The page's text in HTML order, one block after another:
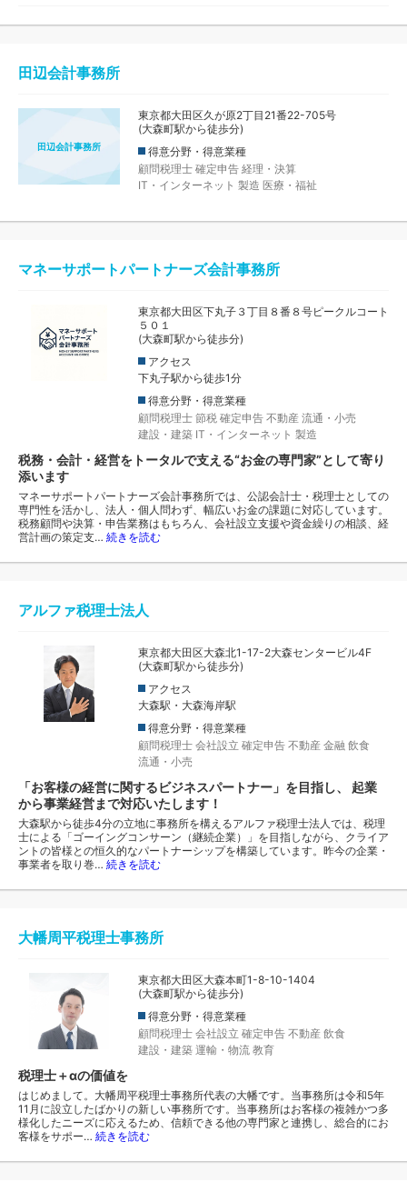
田辺会計事務所
田辺会計事務所
東京都大田区久が原2丁目21番22-705号
(大森町駅から徒歩分)
得意分野・得意業種
顧問税理士 確定申告 経理・決算
IT・インターネット 製造 医療・福祉
マネーサポートパートナーズ会計事務所
東京都大田区下丸子３丁目８番８号ピークルコート
５０１
(大森町駅から徒歩分)
アクセス
下丸子駅から徒歩1分
得意分野・得意業種
顧問税理士 節税 確定申告 不動産 流通・小売
建設・建築 IT・インターネット 製造
税務・会計・経営をトータルで支える“お金の専門家”として寄り
添います
マネーサポートパートナーズ会計事務所では、公認会計士・税理士としての
専門性を活かし、法人・個人問わず、幅広いお金の課題に対応しています。
税務顧問や決算・申告業務はもちろん、会社設立支援や資金繰りの相談、経
営計画の策定支… 続きを読む
アルファ税理士法人
東京都大田区大森北1-17-2大森センタービル4F
(大森町駅から徒歩分)
アクセス
大森駅・大森海岸駅
得意分野・得意業種
顧問税理士 会社設立 確定申告 不動産 金融 飲食
流通・小売
「お客様の経営に関するビジネスパートナー」を目指し、 起業
から事業経営まで対応いたします！
大森駅から徒歩4分の立地に事務所を構えるアルファ税理士法人では、税理
士による「ゴーイングコンサーン（継続企業）」を目指しながら、クライア
ントの皆様との恒久的なパートナーシップを構築しています。昨今の企業・
事業者を取り巻… 続きを読む
大幡周平税理士事務所
東京都大田区大森本町1-8-10-1404
(大森町駅から徒歩分)
得意分野・得意業種
顧問税理士 会社設立 確定申告 不動産 飲食
建設・建築 運輸・物流 教育
税理士＋αの価値を
はじめまして。大幡周平税理士事務所代表の大幡です。当事務所は令和5年
11月に設立したばかりの新しい事務所です。当事務所はお客様の複雑かつ多
様化したニーズに応えるため、信頼できる他の専門家と連携し、総合的にお
客様をサポー… 続きを読む